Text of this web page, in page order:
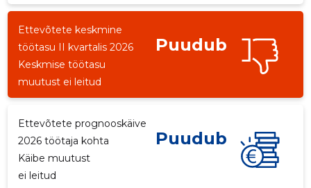
Ettevõtete keskmine
töötasu II kvartalis 2026
Puudub
Keskmise töötasu
muutust ei leitud
Ettevõtete prognooskäive
2026 töötaja kohta
Puudub
Käibe muutust
ei leitud